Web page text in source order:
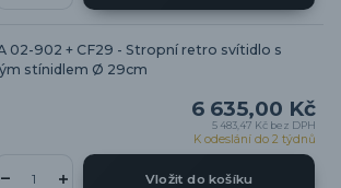
02-902 + CF29 - Stropní retro svítidlo s
stínidlem Ø 29cm
6 635,00 Kč
5 483,47 Kč bez DPH
K odeslání do 2 týdnů
Vložit do košíku